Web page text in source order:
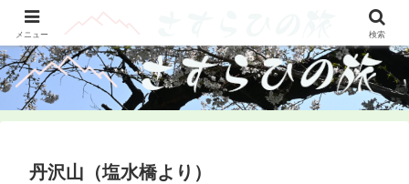
丹沢山（塩水橋より）
メニュー 検索